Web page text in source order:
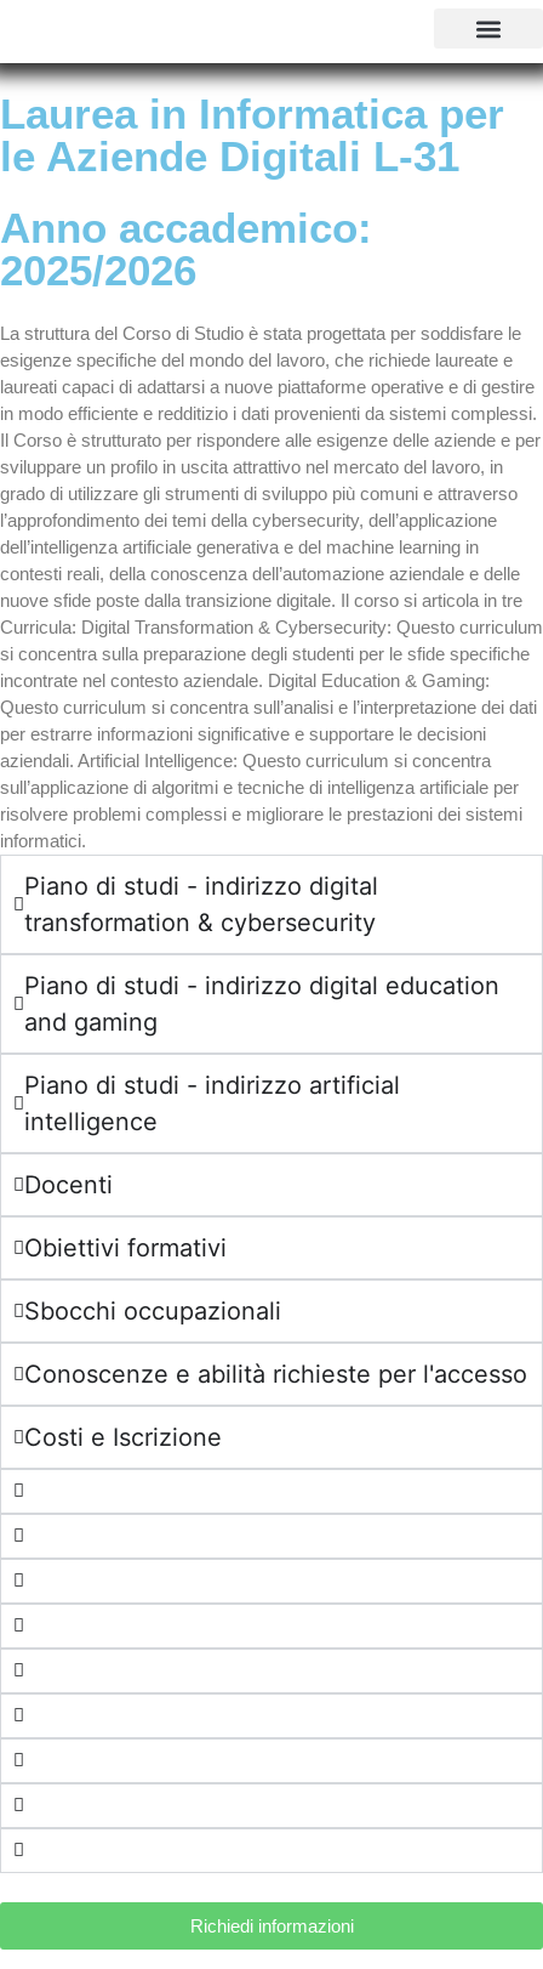
Laurea in Informatica per
le Aziende Digitali L-31
Anno accademico:
2025/2026
La struttura del Corso di Studio è stata progettata per soddisfare le
esigenze specifiche del mondo del lavoro, che richiede laureate e
laureati capaci di adattarsi a nuove piattaforme operative e di gestire
in modo efficiente e redditizio i dati provenienti da sistemi complessi.
Il Corso è strutturato per rispondere alle esigenze delle aziende e per
sviluppare un profilo in uscita attrattivo nel mercato del lavoro, in
grado di utilizzare gli strumenti di sviluppo più comuni e attraverso
l’approfondimento dei temi della cybersecurity, dell’applicazione
dell’intelligenza artificiale generativa e del machine learning in
contesti reali, della conoscenza dell’automazione aziendale e delle
nuove sfide poste dalla transizione digitale. Il corso si articola in tre
Curricula: Digital Transformation & Cybersecurity: Questo curriculum
si concentra sulla preparazione degli studenti per le sfide specifiche
incontrate nel contesto aziendale. Digital Education & Gaming:
Questo curriculum si concentra sull’analisi e l’interpretazione dei dati
per estrarre informazioni significative e supportare le decisioni
aziendali. Artificial Intelligence: Questo curriculum si concentra
sull’applicazione di algoritmi e tecniche di intelligenza artificiale per
risolvere problemi complessi e migliorare le prestazioni dei sistemi
informatici.
Piano di studi - indirizzo digital
transformation & cybersecurity
Piano di studi - indirizzo digital education
and gaming
Piano di studi - indirizzo artificial
intelligence
Docenti
Obiettivi formativi
Sbocchi occupazionali
Conoscenze e abilità richieste per l'accesso
Costi e Iscrizione
Richiedi informazioni